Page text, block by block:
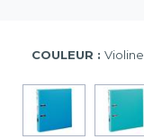
COULEUR : Violine